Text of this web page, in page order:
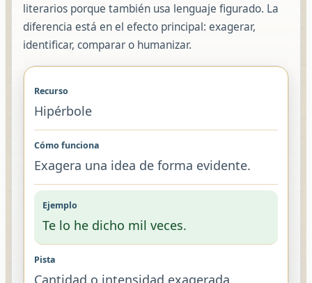
literarios porque también usa lenguaje figurado. La
diferencia está en el efecto principal: exagerar,
identificar, comparar o humanizar.
Hipérbole
Exagera una idea de forma evidente.
Te lo he dicho mil veces.